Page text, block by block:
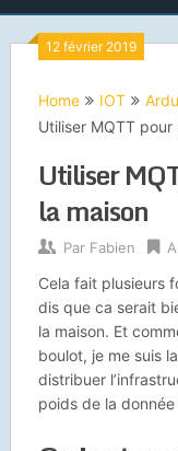
12 février 2019
Home IOT
Utiliser MQTT
Utiliser
la maison
Par Fabien
Cela fait plusieurs
dis que ca serait
la maison. Et
boulot, je me suis
distribuer
poids de la